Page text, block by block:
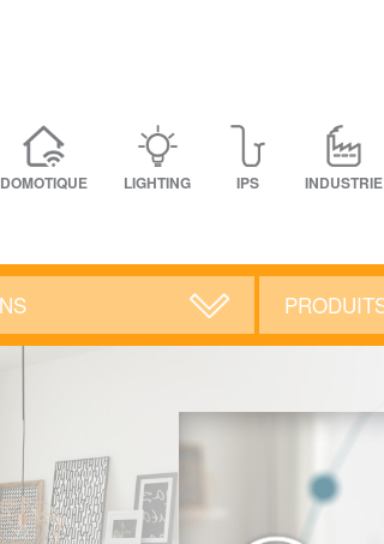
DOMOTIQUE LIGHTING IPS INDUSTRIE